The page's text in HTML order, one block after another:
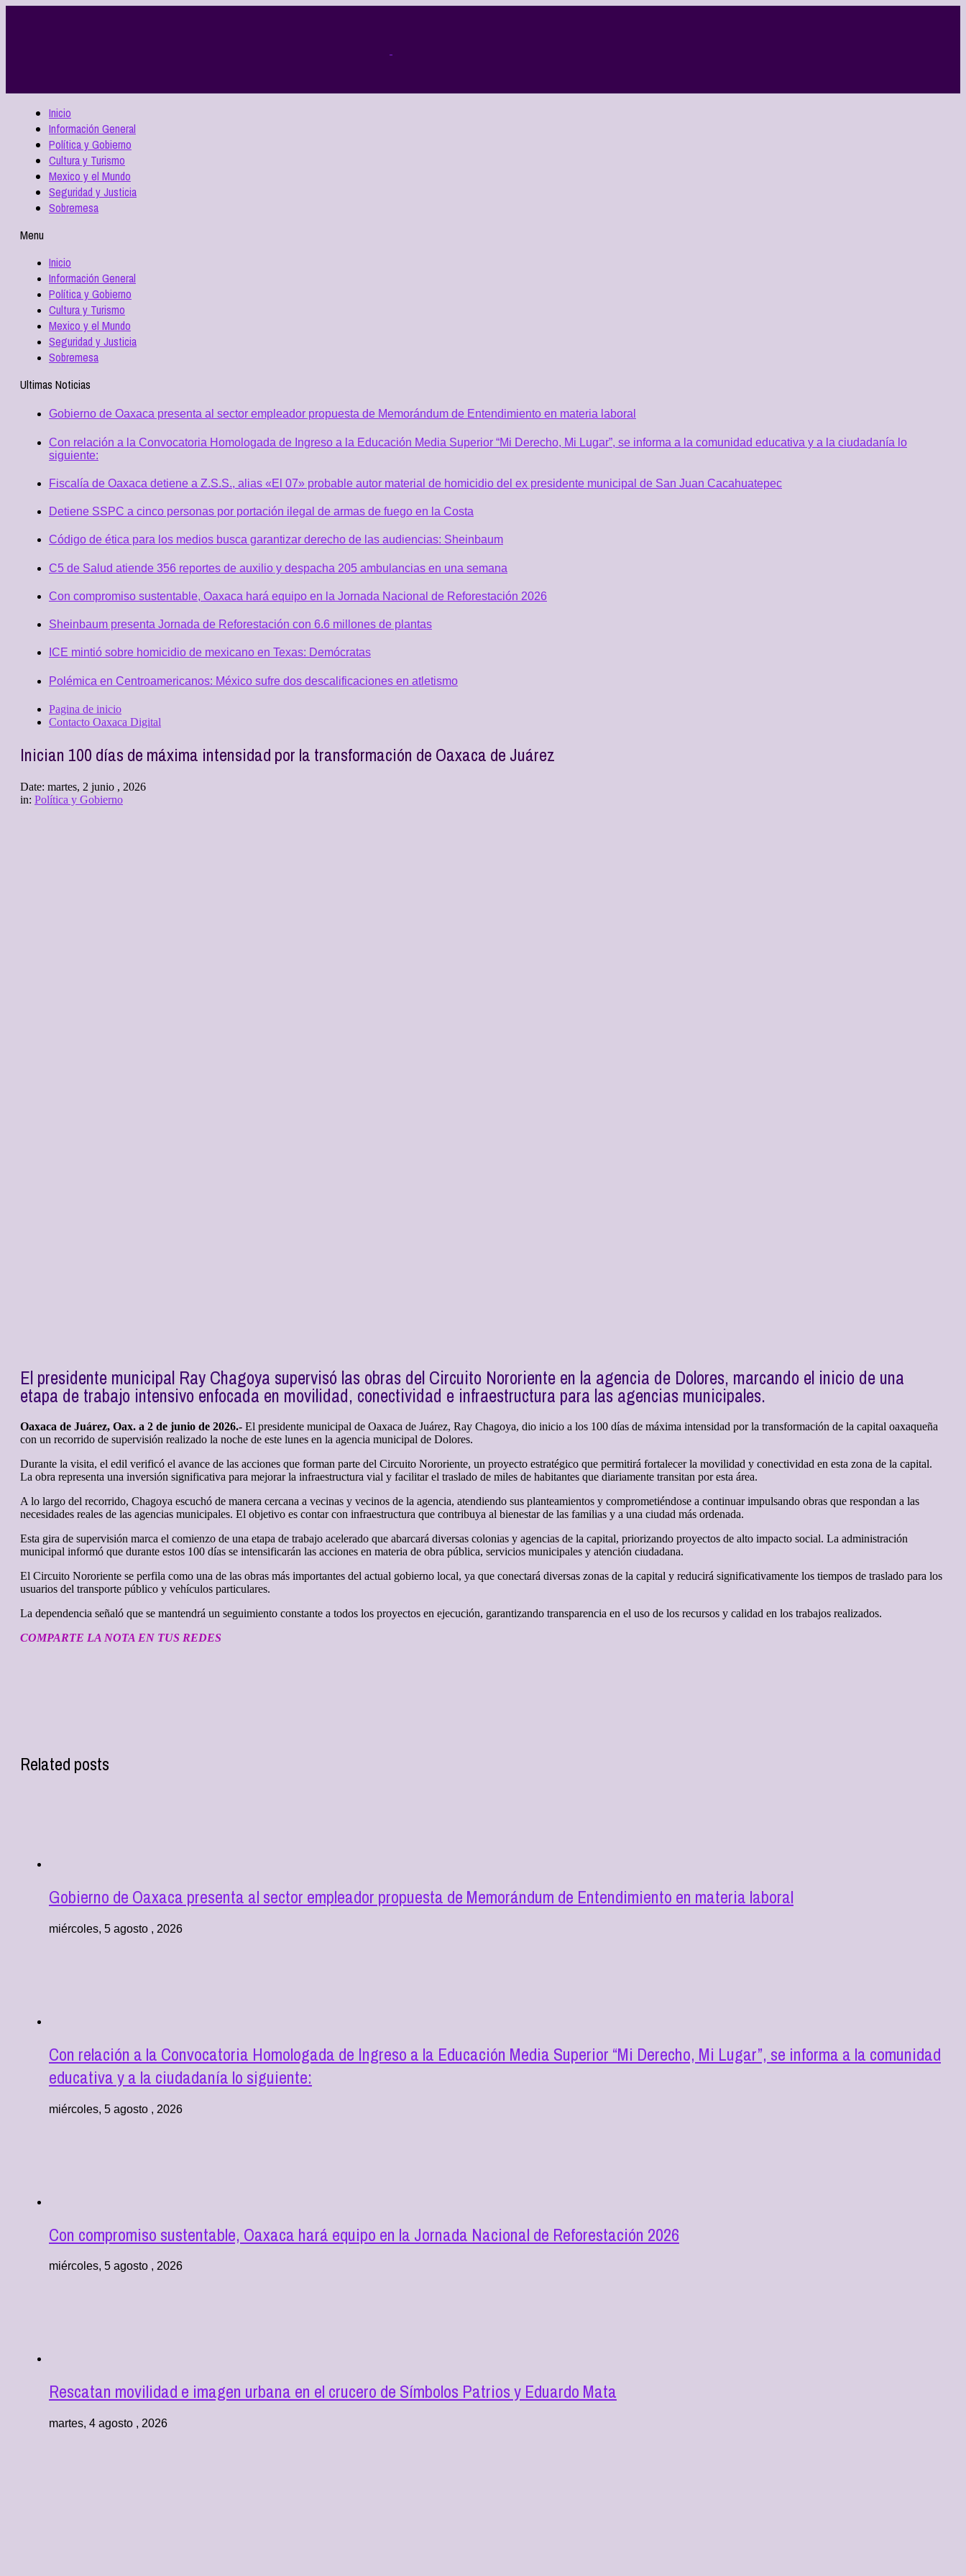
Inicio
Información General
Política y Gobierno
Cultura y Turismo
Mexico y el Mundo
Seguridad y Justicia
Sobremesa
Menu
Inicio
Información General
Política y Gobierno
Cultura y Turismo
Mexico y el Mundo
Seguridad y Justicia
Sobremesa
Ultimas Noticias
Gobierno de Oaxaca presenta al sector empleador propuesta de Memorándum de Entendimiento en materia laboral
Con relación a la Convocatoria Homologada de Ingreso a la Educación Media Superior “Mi Derecho, Mi Lugar”, se informa a la comunidad educativa y a la ciudadanía lo
siguiente:
Fiscalía de Oaxaca detiene a Z.S.S., alias «El 07» probable autor material de homicidio del ex presidente municipal de San Juan Cacahuatepec
Detiene SSPC a cinco personas por portación ilegal de armas de fuego en la Costa
Código de ética para los medios busca garantizar derecho de las audiencias: Sheinbaum
C5 de Salud atiende 356 reportes de auxilio y despacha 205 ambulancias en una semana
Con compromiso sustentable, Oaxaca hará equipo en la Jornada Nacional de Reforestación 2026
Sheinbaum presenta Jornada de Reforestación con 6.6 millones de plantas
ICE mintió sobre homicidio de mexicano en Texas: Demócratas
Polémica en Centroamericanos: México sufre dos descalificaciones en atletismo
Pagina de inicio
Contacto Oaxaca Digital
Inician 100 días de máxima intensidad por la transformación de Oaxaca de Juárez
Date: martes, 2 junio , 2026
in: Política y Gobierno
El presidente municipal Ray Chagoya supervisó las obras del Circuito Nororiente en la agencia de Dolores, marcando el inicio de una
etapa de trabajo intensivo enfocada en movilidad, conectividad e infraestructura para las agencias municipales.
Oaxaca de Juárez, Oax. a 2 de junio de 2026.- El presidente municipal de Oaxaca de Juárez, Ray Chagoya, dio inicio a los 100 días de máxima intensidad por la transformación de la capital oaxaqueña
con un recorrido de supervisión realizado la noche de este lunes en la agencia municipal de Dolores.
Durante la visita, el edil verificó el avance de las acciones que forman parte del Circuito Nororiente, un proyecto estratégico que permitirá fortalecer la movilidad y conectividad en esta zona de la capital.
La obra representa una inversión significativa para mejorar la infraestructura vial y facilitar el traslado de miles de habitantes que diariamente transitan por esta área.
A lo largo del recorrido, Chagoya escuchó de manera cercana a vecinas y vecinos de la agencia, atendiendo sus planteamientos y comprometiéndose a continuar impulsando obras que respondan a las
necesidades reales de las agencias municipales. El objetivo es contar con infraestructura que contribuya al bienestar de las familias y a una ciudad más ordenada.
Esta gira de supervisión marca el comienzo de una etapa de trabajo acelerado que abarcará diversas colonias y agencias de la capital, priorizando proyectos de alto impacto social. La administración
municipal informó que durante estos 100 días se intensificarán las acciones en materia de obra pública, servicios municipales y atención ciudadana.
El Circuito Nororiente se perfila como una de las obras más importantes del actual gobierno local, ya que conectará diversas zonas de la capital y reducirá significativamente los tiempos de traslado para los
usuarios del transporte público y vehículos particulares.
La dependencia señaló que se mantendrá un seguimiento constante a todos los proyectos en ejecución, garantizando transparencia en el uso de los recursos y calidad en los trabajos realizados.
COMPARTE LA NOTA EN TUS REDES
Related posts
Gobierno de Oaxaca presenta al sector empleador propuesta de Memorándum de Entendimiento en materia laboral
miércoles, 5 agosto , 2026
Con relación a la Convocatoria Homologada de Ingreso a la Educación Media Superior “Mi Derecho, Mi Lugar”, se informa a la comunidad
educativa y a la ciudadanía lo siguiente:
miércoles, 5 agosto , 2026
Con compromiso sustentable, Oaxaca hará equipo en la Jornada Nacional de Reforestación 2026
miércoles, 5 agosto , 2026
Rescatan movilidad e imagen urbana en el crucero de Símbolos Patrios y Eduardo Mata
martes, 4 agosto , 2026